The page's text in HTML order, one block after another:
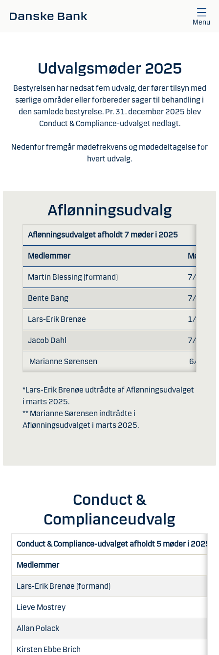
Menu
Udvalgsmøder 2025
Bestyrelsen har nedsat fem udvalg, der fører tilsyn med
særlige områder eller forbereder sager til behandling i
den samlede bestyrelse. Pr. 31. december 2025 blev
Conduct & Compliance-udvalget nedlagt.
Nedenfor fremgår mødefrekvens og mødedeltagelse for
hvert udvalg.
Aflønningsudvalg
Aflønningsudvalget afholdt 7 møder i 2025
Medlemmer
Martin Blessing (formand) 7/7
Bente Bang 7/7
Lars-Erik Brenøe 1/1*
Jacob Dahl 7/7
Marianne Sørensen 6/6**
*Lars-Erik Brenøe udtrådte af Aflønningsudvalget
i marts 2025.
** Marianne Sørensen indtrådte i
Aflønningsudvalget i marts 2025.
Conduct &
Complianceudvalg
Conduct & Compliance-udvalget afholdt 5 møder i 2025
Medlemmer
Lars-Erik Brenøe (formand)
Lieve Mostrey
Allan Polack
Kirsten Ebbe Brich